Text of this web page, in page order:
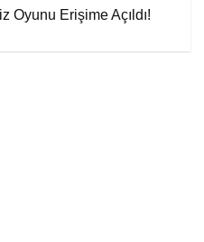
Oyunu Erişime Açıldı!